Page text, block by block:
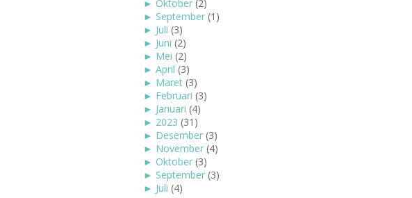
► Oktober (2)
► September (1)
► Juli (3)
► Juni (2)
► Mei (2)
► April (3)
► Maret (3)
► Februari (3)
► Januari (4)
► 2023 (31)
► Desember (3)
► November (4)
► Oktober (3)
► September (3)
► Juli (4)